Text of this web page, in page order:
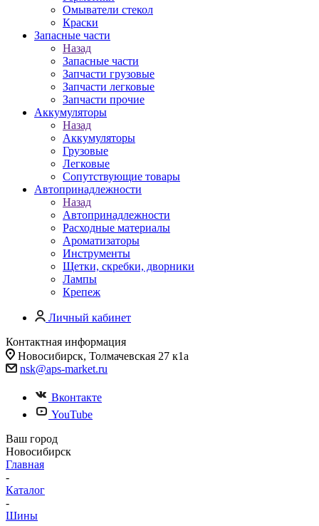
Омыватели стекол
Краски
Запасные части
Назад
Запасные части
Запчасти грузовые
Запчасти легковые
Запчасти прочие
Аккумуляторы
Назад
Аккумуляторы
Грузовые
Легковые
Сопутствующие товары
Автопринадлежности
Назад
Автопринадлежности
Расходные материалы
Ароматизаторы
Инструменты
Щетки, скребки, дворники
Лампы
Крепеж
Личный кабинет
Контактная информация
Новосибирск, Толмачевская 27 к1а
nsk@aps-market.ru
Вконтакте
YouTube
Ваш город
Новосибирск
Главная
-
Каталог
-
Шины